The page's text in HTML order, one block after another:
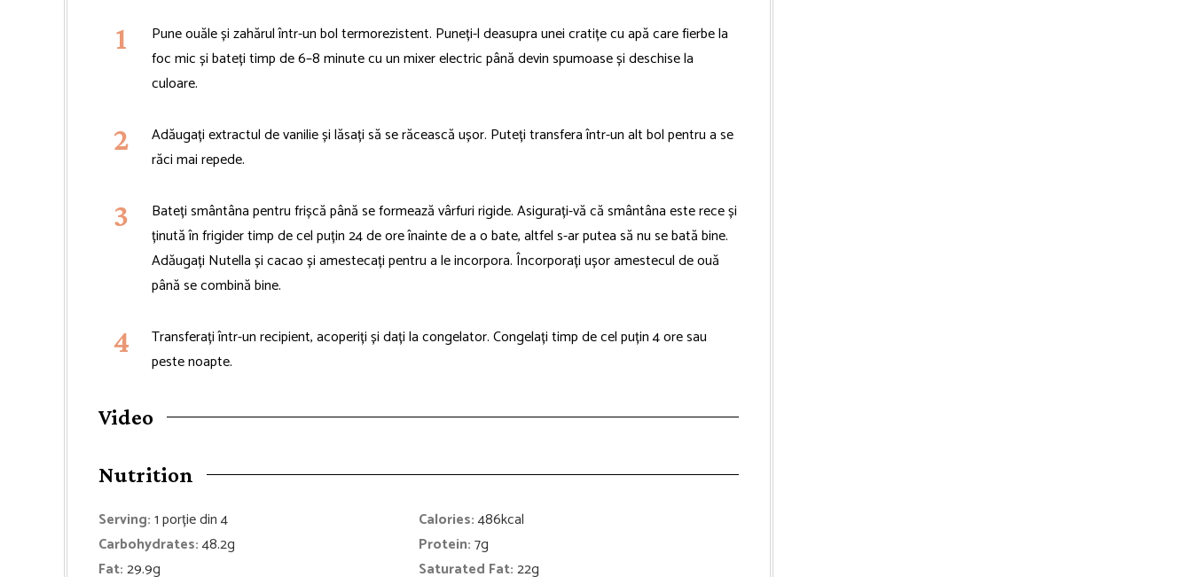
Pune ouăle și zahărul într-un bol termorezistent. Puneți-l deasupra unei cratițe cu apă care fierbe la
foc mic și bateți timp de 6–8 minute cu un mixer electric până devin spumoase și deschise la
culoare.
Adăugați extractul de vanilie și lăsați să se răcească ușor. Puteți transfera într-un alt bol pentru a se
răci mai repede.
Bateți smântâna pentru frișcă până se formează vârfuri rigide. Asigurați-vă că smântâna este rece și
ținută în frigider timp de cel puțin 24 de ore înainte de a o bate, altfel s-ar putea să nu se bată bine.
Adăugați Nutella și cacao și amestecați pentru a le incorpora. Încorporați ușor amestecul de ouă
până se combină bine.
Transferați într-un recipient, acoperiți și dați la congelator. Congelați timp de cel puțin 4 ore sau
peste noapte.
Video
Nutrition
Serving:1porție din 4 Calories:486kcal
Carbohydrates:48.2g Protein:7g
Fat:29.9g Saturated Fat:22g